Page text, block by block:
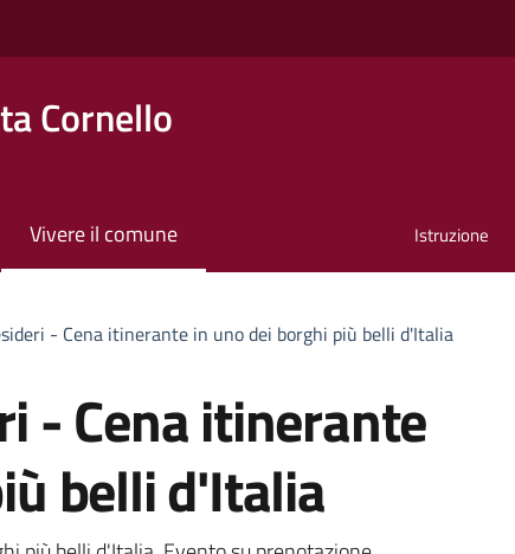
Cornello
Vivere il comune Istruzione
- Cena itinerante in uno dei borghi più belli d'Italia
- Cena itinerante
belli d'Italia